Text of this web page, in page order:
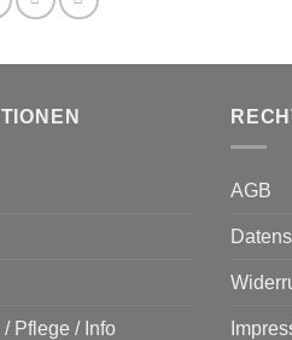
Pflege / Info
AGB